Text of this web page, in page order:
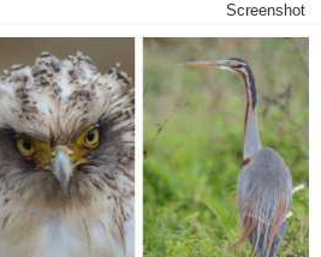
Screenshot